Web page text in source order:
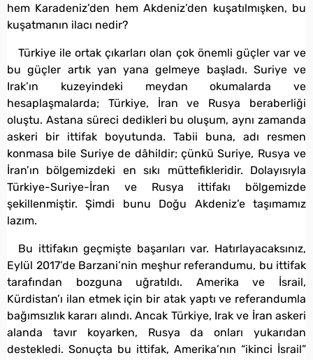
hem Karadeniz’den hem Akdeniz’den kuşatılmışken, bu
kuşatmanın ilacı nedir?
Türkiye ile ortak çıkarları olan çok önemli güçler var ve
bu güçler artık yan yana gelmeye başladı. Suriye ve
Irak’ın kuzeyindeki meydan okumalarda ve
hesaplaşmalarda; Türkiye, İran ve Rusya beraberliği
oluştu. Astana süreci dedikleri bu oluşum, aynı zamanda
askeri bir ittifak boyutunda. Tabii buna, adı resmen
konmasa bile Suriye de dâhildir; çünkü Suriye, Rusya ve
İran’ın bölgemizdeki en sıkı müttefikleridir. Dolayısıyla
Türkiye-Suriye-İran ve Rusya ittifakı bölgemizde
şekillenmiştir. Şimdi bunu Doğu Akdeniz’e taşımamız
lazım.
Bu ittifakın geçmişte başarıları var. Hatırlayacaksınız,
Eylül 2017’de Barzani’nin meşhur referandumu, bu ittifak
tarafından bozguna uğratıldı. Amerika ve İsrail,
Kürdistan’ı ilan etmek için bir atak yaptı ve referandumla
bağımsızlık kararı alındı. Ancak Türkiye, Irak ve İran askeri
alanda tavır koyarken, Rusya da onları yukarıdan
destekledi. Sonuçta bu ittifak, Amerika’nın “ikinci İsrail”